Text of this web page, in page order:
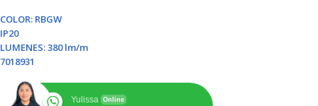
COLOR: RBGW
IP20
LUMENES: 380 lm/m
7018931
Yulissa Online